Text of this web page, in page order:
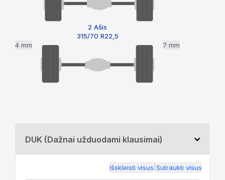
2 Ašis
315/70 R22,5
4 mm
7 mm
DUK (Dažnai užduodami klausimai)
Išskleisti visus Sutraukti visus